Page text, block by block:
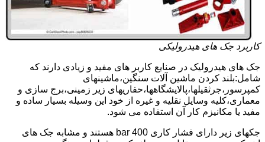
کاربرد جک های هیدرولیکی
جک های هیدرولیک در صنایع کاربر های مفید و زیادی دارند که
شامل:بلند کردن ماشین آلات سنگین،ماشینهای
کمپرسور،جرثقیلها،پالایشگاهها،حفاریهای زیر زمینی،برج سازی و
معماری،کلیه وسایل نقلیه و غیره از خود این وسیله بسیار ساده و
مفید یا مکانیزم کار آن استفاده می شود.
جکهای زیر دارای فشار کاری 400 bar هستند و مشابه جک های